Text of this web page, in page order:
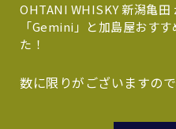
OHTANI WHISKY 新潟亀
「Gemini」と加島屋おす
た！
数に限りがございますの